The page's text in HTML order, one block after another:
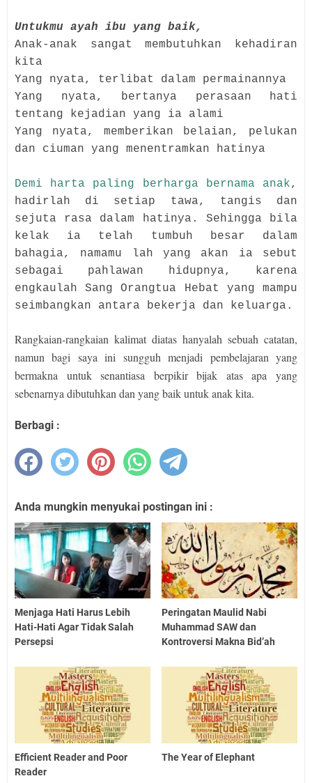
Untukmu ayah ibu yang baik,
Anak-anak sangat membutuhkan kehadiran
kita
Yang nyata, terlibat dalam permainannya
Yang nyata, bertanya perasaan hati
tentang kejadian yang ia alami
Yang nyata, memberikan belaian, pelukan
dan ciuman yang menentramkan hatinya
Demi harta paling berharga bernama anak,
hadirlah di setiap tawa, tangis dan
sejuta rasa dalam hatinya. Sehingga bila
kelak ia telah tumbuh besar dalam
bahagia, namamu lah yang akan ia sebut
sebagai pahlawan hidupnya, karena
engkaulah Sang Orangtua Hebat yang mampu
seimbangkan antara bekerja dan keluarga.
Rangkaian-rangkaian kalimat diatas hanyalah sebuah catatan,
namun bagi saya ini sungguh menjadi pembelajaran yang
bermakna untuk senantiasa berpikir bijak atas apa yang
sebenarnya dibutuhkan dan yang baik untuk anak kita.
Berbagi :
Anda mungkin menyukai postingan ini :
Menjaga Hati Harus Lebih
Hati-Hati Agar Tidak Salah
Persepsi
Peringatan Maulid Nabi
Muhammad SAW dan
Kontroversi Makna Bid’ah
Efficient Reader and Poor
Reader
The Year of Elephant